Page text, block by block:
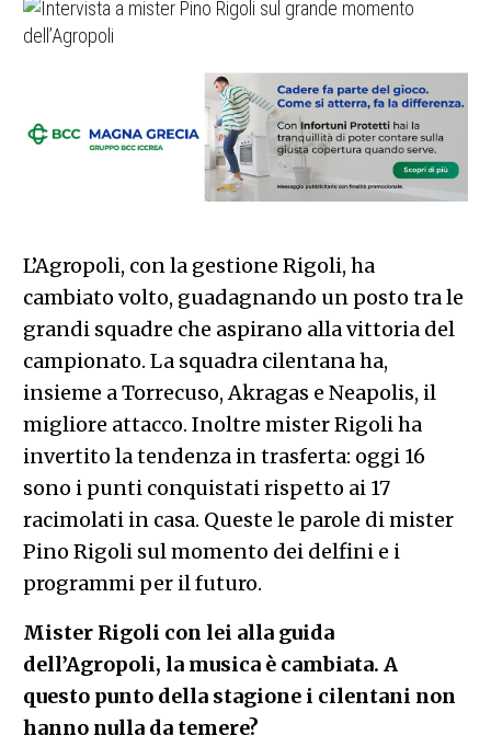
L’Agropoli, con la gestione Rigoli, ha
cambiato volto, guadagnando un posto tra le
grandi squadre che aspirano alla vittoria del
campionato. La squadra cilentana ha,
insieme a Torrecuso, Akragas e Neapolis, il
migliore attacco. Inoltre mister Rigoli ha
invertito la tendenza in trasferta: oggi 16
sono i punti conquistati rispetto ai 17
racimolati in casa. Queste le parole di mister
Pino Rigoli sul momento dei delfini e i
programmi per il futuro.
Mister Rigoli con lei alla guida
dell’Agropoli, la musica è cambiata. A
questo punto della stagione i cilentani non
hanno nulla da temere?